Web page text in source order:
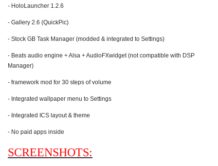
- HoloLauncher 1.2.6
- Gallery 2.6 (QuickPic)
- Stock GB Task Manager (modded & integrated to Settings)
- Beats audio engine + Alsa + AudioFXwidget (not compatible with DSP
Manager)
- framework mod for 30 steps of volume
- Integrated wallpaper menu to Settings
- Integrated ICS layout & theme
- No paid apps inside
SCREENSHOTS: